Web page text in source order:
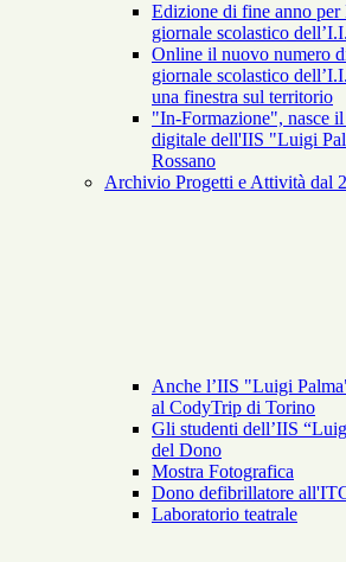
Edizione di fine anno
giornale scolastico
Online il nuovo numero
giornale scolastico
una finestra sul territorio
"In-Formazione", nasce
digitale dell'IIS "Luigi
Rossano
Archivio Progetti e Attività dal
Anche l’IIS "Luigi
al CodyTrip di Torino
Gli studenti dell’IIS
del Dono
Mostra Fotografica
Dono defibrillatore
Laboratorio teatrale